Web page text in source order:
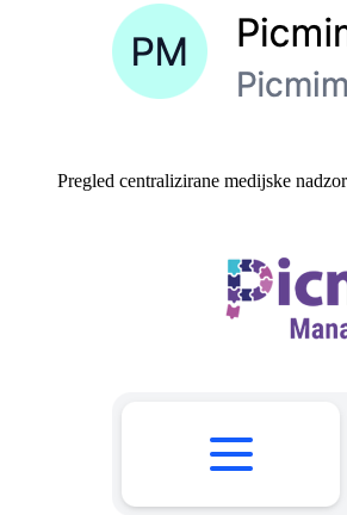
Pregled centralizirane medijske